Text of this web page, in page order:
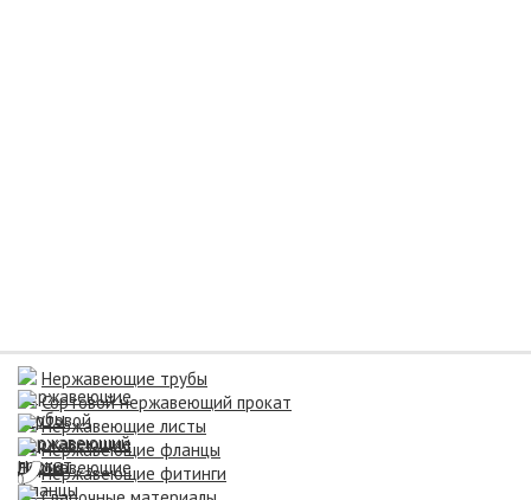
Нержавеющие трубы
Сортовой нержавеющий прокат
Нержавеющие листы
Нержавеющие фланцы
Нержавеющие фитинги